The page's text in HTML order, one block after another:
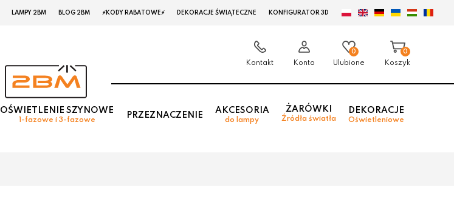
LAMPY 2BM BLOG 2BM ⚡KODY RABATOWE⚡ DEKORACJE ŚWIĄTECZNE KONFIGURATOR 3D
Kontakt Konto
0
Ulubione
0
Koszyk
OŚWIETLENIE SZYNOWE
1-fazowe i 3-fazowe
PRZEZNACZENIE
AKCESORIA
do lampy
ŻARÓWKI
Źródła światła
DEKORACJE
Oświetleniowe